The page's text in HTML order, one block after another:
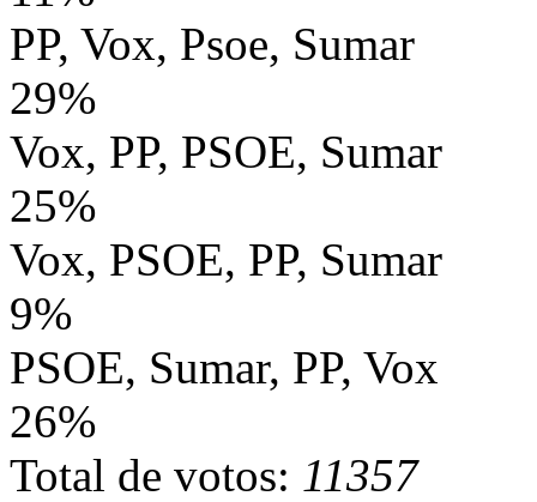
PP, Vox, Psoe, Sumar
29%
Vox, PP, PSOE, Sumar
25%
Vox, PSOE, PP, Sumar
9%
PSOE, Sumar, PP, Vox
26%
Total de votos: 11357